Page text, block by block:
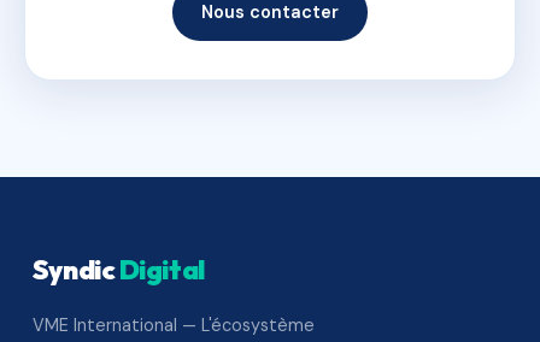
Nous contacter
SyndicDigital
VME International — L'écosystème